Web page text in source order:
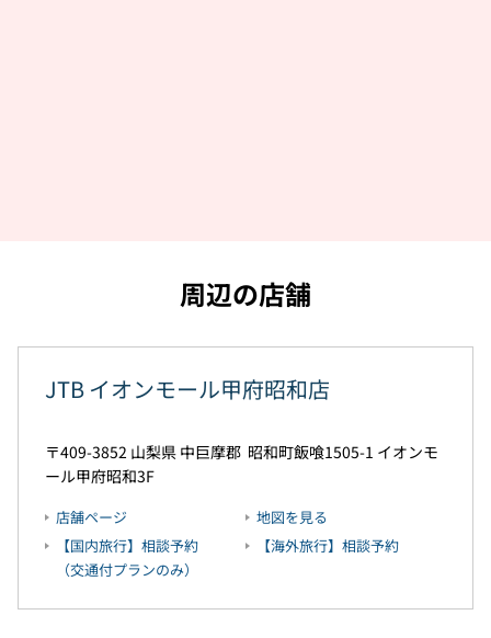
周辺の店舗
JTB イオンモール甲府昭和店
409-3852 山梨県 中巨摩郡 昭和町飯喰1505-1 イオンモ
ール甲府昭和3F
店舗ページ
【国内旅行】相談予約
（交通付プランのみ）
地図を見る
【海外旅行】相談予約